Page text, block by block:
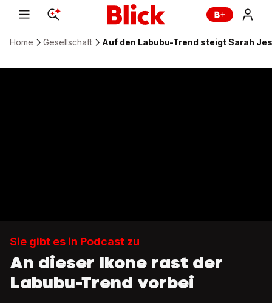
Home Gesellschaft Auf den Labubu-Trend steigt Sarah
Sie gibt es in Podcast zu
An dieser Ikone rast der
Labubu-Trend vorbei